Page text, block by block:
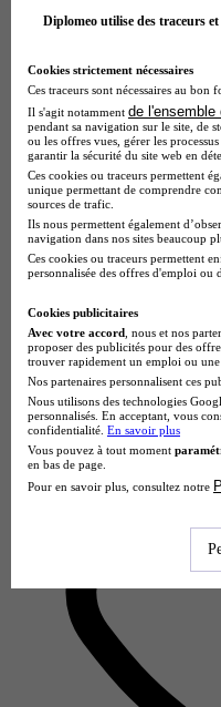
Com'Art
Aucun avis
Paris
Diplomeo utilise des traceurs
Cookies strictement nécessaires
Ces traceurs sont nécessaires au bon
Il s'agit notamment de l'ensemble
pendant sa navigation sur le site, de
ou les offres vues, gérer les
garantir la sécurité du site web en
Ces cookies ou traceurs permettent
unique permettant de comprendre
sources de trafic.
Ils nous permettent également
navigation dans nos sites beaucoup
Ces cookies ou traceurs permettent
personnalisée des offres d'emploi ou
Cookies publicitaires
Avec votre accord , nous et nos
proposer des publicités pour des
trouver rapidement un emploi ou une
Nos partenaires personnalisent ces
Nous utilisons des technologies
personnalisés. En acceptant, vous
confidentialité. En savoir plus
Vous pouvez à tout moment
en bas de page.
Pour en savoir plus, consultez notre